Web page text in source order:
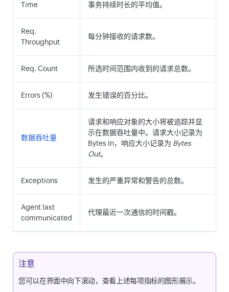
Time 事务持续时长的平均值。
Req.
Throughput
每分钟接收的请求数。
Req. Count 所选时间范围内收到的请求总数。
Errors (%) 发生错误的百分比。
数据吞吐量
请求和响应对象的大小将被追踪并显
示在数据吞吐量中。请求大小记录为
Bytes In，响应大小记录为 Bytes
Out。
Exceptions 发生的严重异常和警告的总数。
Agent last
communicated
代理最近一次通信的时间戳。
注意
您可以在界面中向下滚动，查看上述每项指标的图形展示。